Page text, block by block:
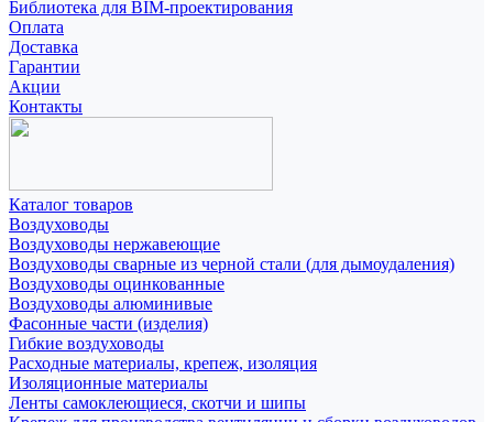
Библиотека для BIM-проектирования
Оплата
Доставка
Гарантии
Акции
Контакты
Каталог товаров
Воздуховоды
Воздуховоды нержавеющие
Воздуховоды сварные из черной стали (для дымоудаления)
Воздуховоды оцинкованные
Воздуховоды алюминивые
Фасонные части (изделия)
Гибкие воздуховоды
Расходные материалы, крепеж, изоляция
Изоляционные материалы
Ленты самоклеющиеся, скотчи и шипы